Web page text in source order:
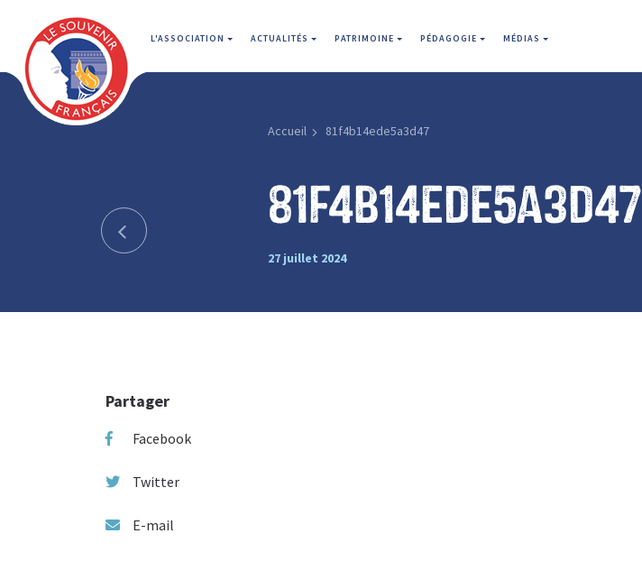
L'ASSOCIATION ACTUALITÉS PATRIMOINE PÉDAGOGIE MÉDIAS
Accueil 81f4b14ede5a3d47
81f4b14ede5a3d47
27 juillet 2024
Partager
Facebook
Twitter
E-mail